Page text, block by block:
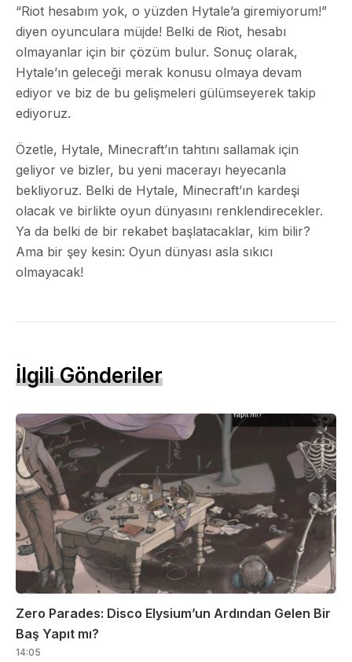
“Riot hesabım yok, o yüzden Hytale’a giremiyorum!”
diyen oyunculara müjde! Belki de Riot, hesabı
olmayanlar için bir çözüm bulur. Sonuç olarak,
Hytale’ın geleceği merak konusu olmaya devam
ediyor ve biz de bu gelişmeleri gülümseyerek takip
ediyoruz.
Özetle, Hytale, Minecraft’ın tahtını sallamak için
geliyor ve bizler, bu yeni macerayı heyecanla
bekliyoruz. Belki de Hytale, Minecraft’ın kardeşi
olacak ve birlikte oyun dünyasını renklendirecekler.
Ya da belki de bir rekabet başlatacaklar, kim bilir?
Ama bir şey kesin: Oyun dünyası asla sıkıcı
olmayacak!
İlgili Gönderiler
Zero Parades: Disco Elysium’un Ardından Gelen Bir
Baş Yapıt mı?
14:05